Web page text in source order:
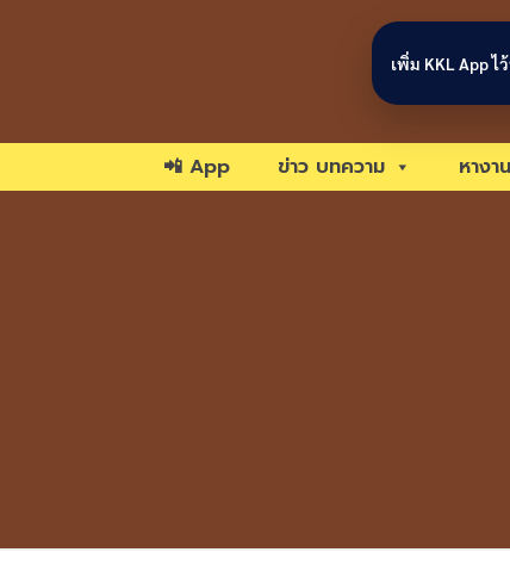
📲 App ข่าว บทความ หาง
เพิ่ม KKL App